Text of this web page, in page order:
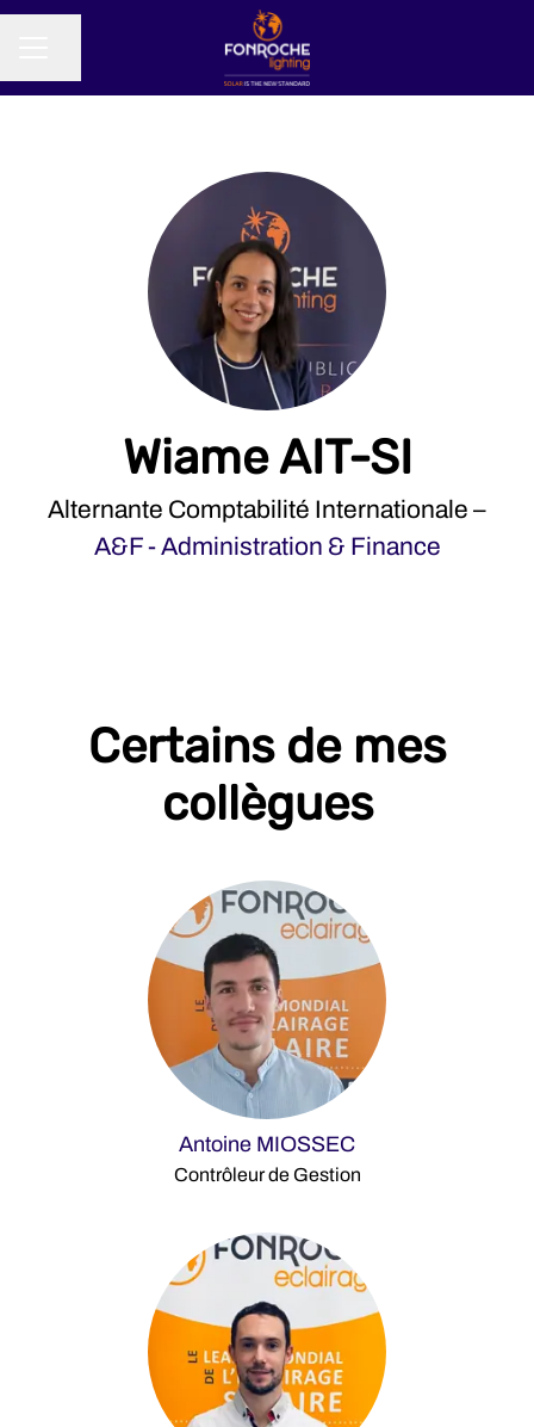
Wiame AIT-SI
Alternante Comptabilité Internationale –
A&F - Administration & Finance
Certains de mes
collègues
Antoine MIOSSEC
Contrôleur de Gestion